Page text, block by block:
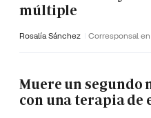
múltiple
Rosalía Sánchez Corresponsal
Muere un segundo
con una terapia de